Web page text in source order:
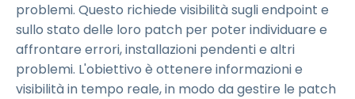
problemi. Questo richiede visibilità sugli endpoint e
sullo stato delle loro patch per poter individuare e
affrontare errori, installazioni pendenti e altri
problemi. L'obiettivo è ottenere informazioni e
visibilità in tempo reale, in modo da gestire le patch